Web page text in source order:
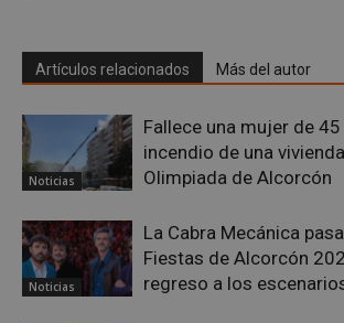
Artículos relacionados Más del autor
Noticias
Fallece una mujer de
incendio de una
Olimpiada de Alcorcón
Noticias
La Cabra Mecánica
Fiestas de Alcorcón
regreso a los